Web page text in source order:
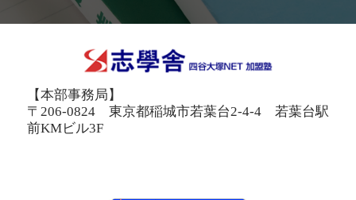
【本部事務局】
〒206-0824 東京都稲城市若葉台2-4-4 若葉台駅
前KMビル3F